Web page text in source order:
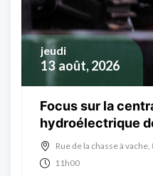
13 août, 2026
jeudi
Focus sur la
hydroélectrique
Rue de la chasse à
11h00